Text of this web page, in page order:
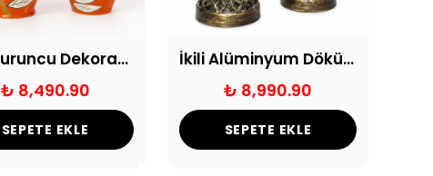
Liza Turuncu Dekoratif Küp Seti
₺ 8,490.90
SEPETE EKLE
İkili Alüminyum Döküm Vazo Eskitme
₺ 8,990.90
SEPETE EKLE